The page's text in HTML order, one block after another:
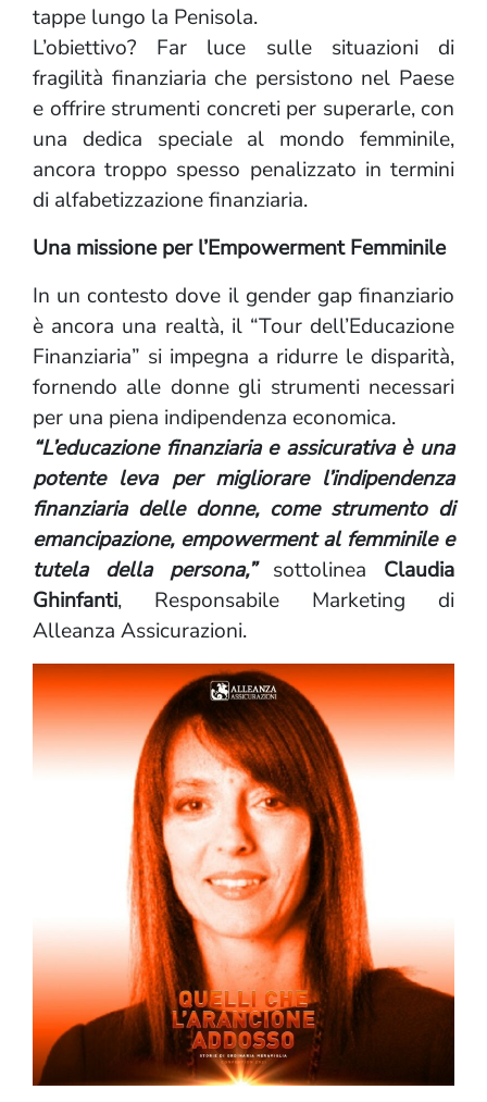
tappe lungo la Penisola.
L’obiettivo? Far luce sulle situazioni di
fragilità finanziaria che persistono nel Paese
e offrire strumenti concreti per superarle, con
una dedica speciale al mondo femminile,
ancora troppo spesso penalizzato in termini
di alfabetizzazione finanziaria.
Una missione per l’Empowerment Femminile
In un contesto dove il gender gap finanziario
è ancora una realtà, il “Tour dell’Educazione
Finanziaria” si impegna a ridurre le disparità,
fornendo alle donne gli strumenti necessari
per una piena indipendenza economica.
“L’educazione finanziaria e assicurativa è una
potente leva per migliorare l’indipendenza
finanziaria delle donne, come strumento di
emancipazione, empowerment al femminile e
tutela della persona,”sottolinea Claudia
Ghinfanti, Responsabile Marketing di
Alleanza Assicurazioni.